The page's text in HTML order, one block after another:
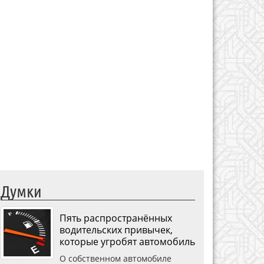
Думки
Пять распространённых
водительских привычек,
которые угробят автомобиль
О собственном автомобиле